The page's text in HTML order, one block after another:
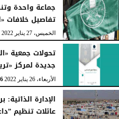
جماعة واحدة
تفاصيل خلافات
الخميس، 27 يناير 2022
تحولات جمعية
جديدة لمركز
الأربعاء، 26 يناير 2022
عائلات تنظيم